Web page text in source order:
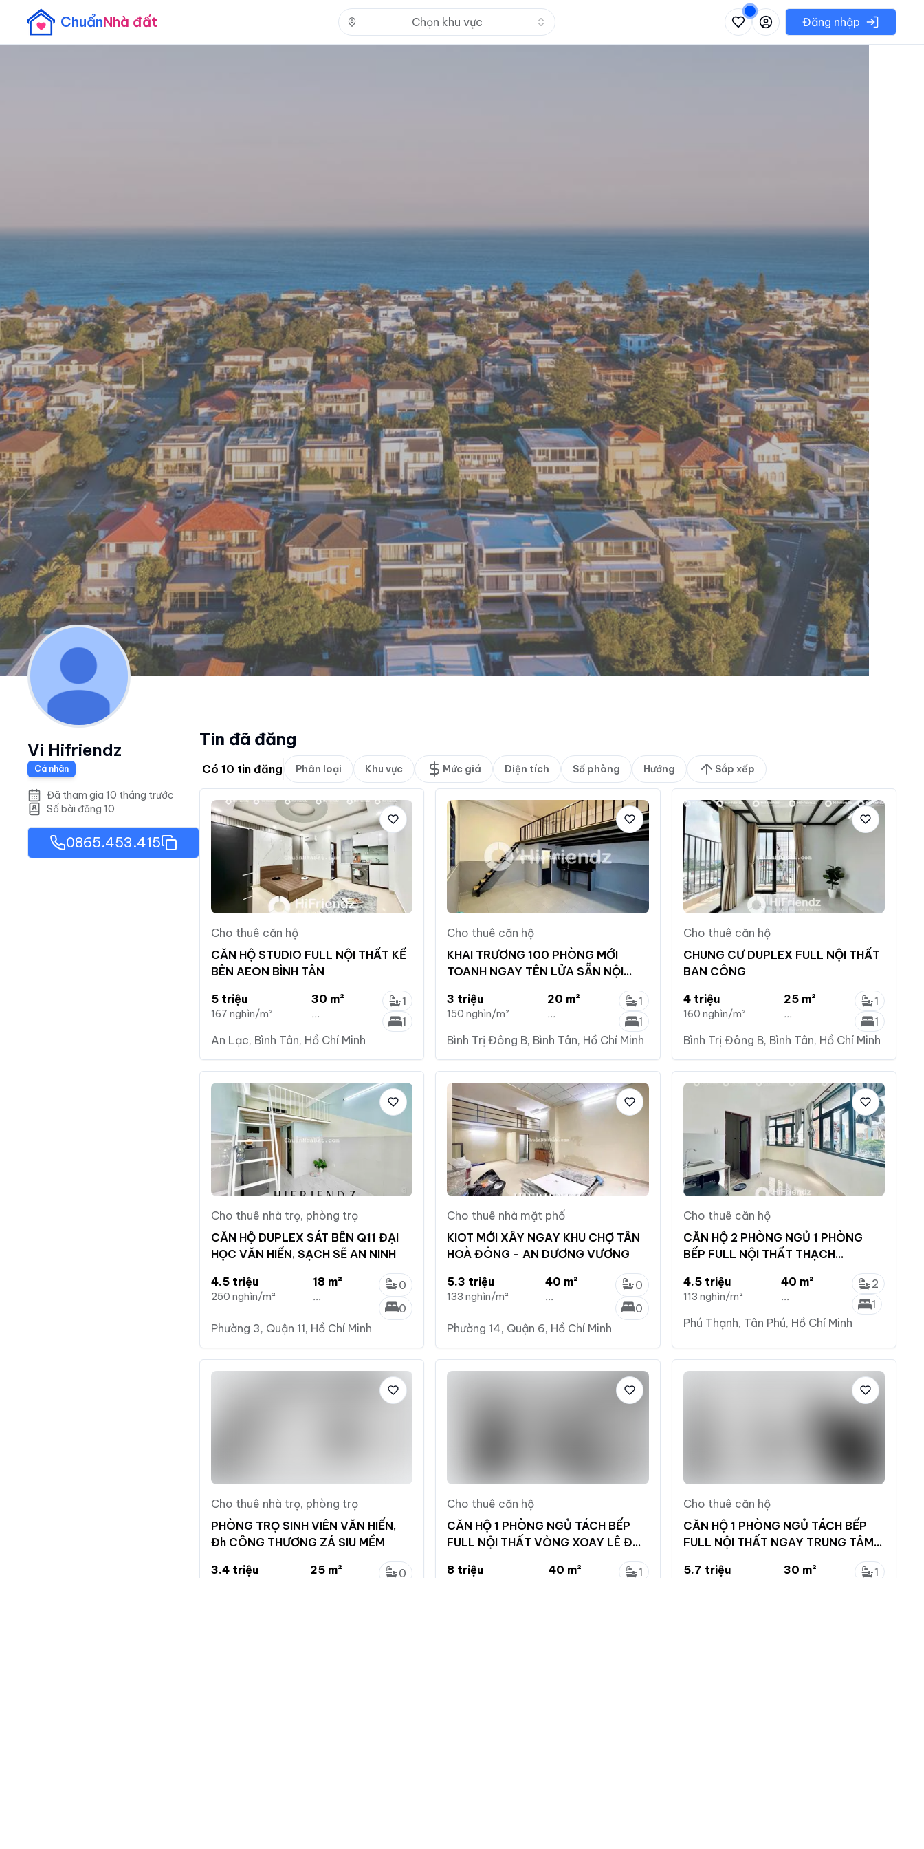
ChuẩnNhà đất Chọn khu vực Nhấn để mở danh sách các khu vực có thể chọnĐăng nhập
Vi Hifriendz
Cá nhân
Đã tham gia 10 tháng trước
Số bài đăng 10
0865.453.415
Tin đã đăng
Có 10 tin đăng Phân loại Khu vực Mức giá Diện tích Số phòng Hướng Sắp xếp
Cho thuê căn hộ
CĂN HỘ STUDIO FULL NỘI THẤT KẾ
BÊN AEON BÌNH TÂN
5 triệu
167 nghìn/m²
30 m²
...
1
1
An Lạc, Bình Tân, Hồ Chí Minh
Cho thuê căn hộ
KHAI TRƯƠNG 100 PHÒNG MỚI
TOANH NGAY TÊN LỬA SẴN NỘI
3 triệu
150 nghìn/m²
20 m²
...
1
1
Bình Trị Đông B, Bình Tân, Hồ Chí Minh
Cho thuê căn hộ
CHUNG CƯ DUPLEX FULL NỘI THẤT
BAN CÔNG
4 triệu
160 nghìn/m²
25 m²
...
1
1
Bình Trị Đông B, Bình Tân, Hồ Chí Minh
Cho thuê nhà trọ, phòng trọ
CĂN HỘ DUPLEX SÁT BÊN Q11 ĐẠI
HỌC VĂN HIẾN, SẠCH SẼ AN NINH
4.5 triệu
250 nghìn/m²
18 m²
...
0
0
Phường 3, Quận 11, Hồ Chí Minh
Cho thuê nhà mặt phố
KIOT MỚI XÂY NGAY KHU CHỢ TÂN
HOÀ ĐÔNG - AN DƯƠNG VƯƠNG
5.3 triệu
133 nghìn/m²
40 m²
...
0
0
Phường 14, Quận 6, Hồ Chí Minh
Cho thuê căn hộ
CĂN HỘ 2 PHÒNG NGỦ 1 PHÒNG
BẾP FULL NỘI THẤT THẠCH
4.5 triệu
113 nghìn/m²
40 m²
...
2
1
Phú Thạnh, Tân Phú, Hồ Chí Minh
Cho thuê nhà trọ, phòng trọ
PHÒNG TRỌ SINH VIÊN VĂN HIẾN,
Đh CÔNG THƯƠNG ZÁ SIU MỀM
3.4 triệu
25 m²
0
Cho thuê căn hộ
CĂN HỘ 1 PHÒNG NGỦ TÁCH BẾP
FULL NỘI THẤT VÒNG XOAY LÊ ĐẠI
8 triệu
40 m²
1
Cho thuê căn hộ
CĂN HỘ 1 PHÒNG NGỦ TÁCH BẾP
FULL NỘI THẤT NGAY TRUNG TÂM
5.7 triệu
30 m²
1